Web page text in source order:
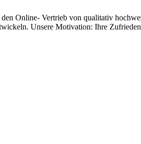
Online- Vertrieb von qualitativ
Unsere Motivation: Ihre